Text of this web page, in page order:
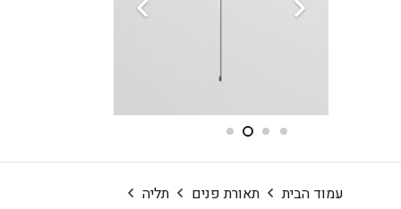
עמוד הבית תאורת פנים
תליה